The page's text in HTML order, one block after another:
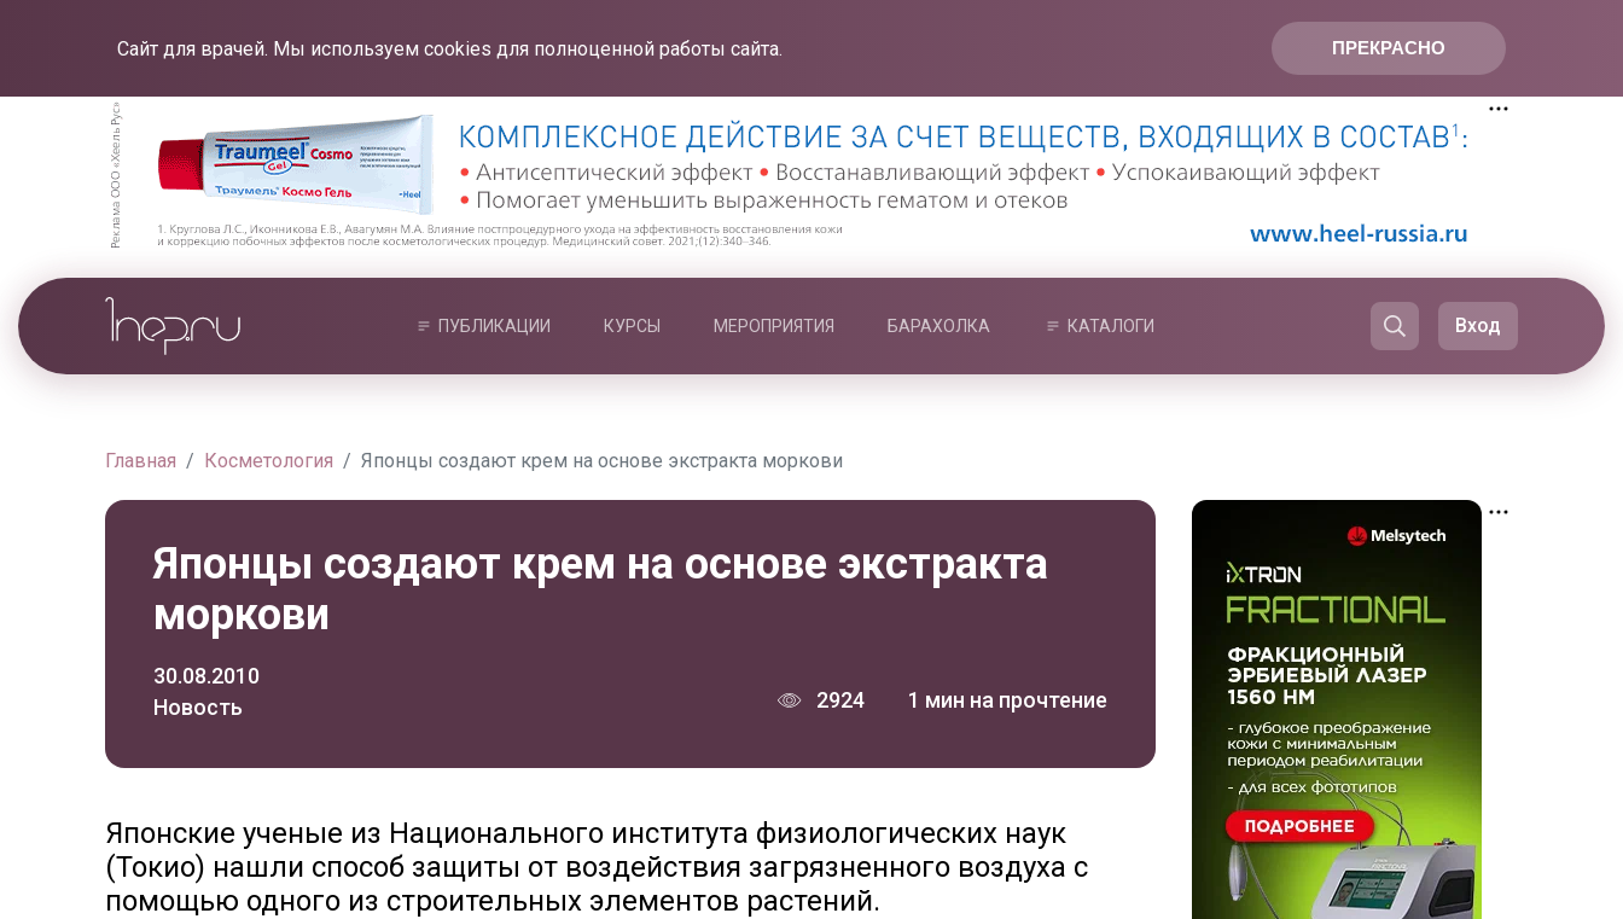
ПРЕКРАСНО
Сайт для врачей. Мы используем cookies для полноценной работы сайта.
ПУБЛИКАЦИИ КУРСЫ МЕРОПРИЯТИЯ БАРАХОЛКА КАТАЛОГИ Вход
Главная Косметология Японцы создают крем на основе экстракта моркови
Японцы создают крем на основе экстракта
моркови
30.08.2010
Новость
2924 1 мин на прочтение
Японские ученые из Национального института физиологических наук
(Токио) нашли способ защиты от воздействия загрязненного воздуха с
помощью одного из строительных элементов растений.